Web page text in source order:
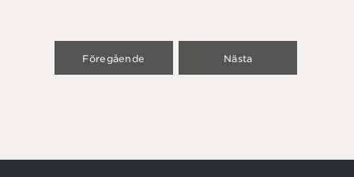
Föregående Nästa